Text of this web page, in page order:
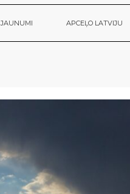
JAUNUMI APCEĻO LATVIJU